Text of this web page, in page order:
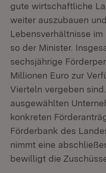
gute wirtschaftliche
weiter auszubauen
Lebensverhältnisse im
so der Minister.
sechsjährige
Millionen Euro zur
Vierteln vergeben
ausgewählten
konkreten
Förderbank des
nimmt eine
bewilligt die